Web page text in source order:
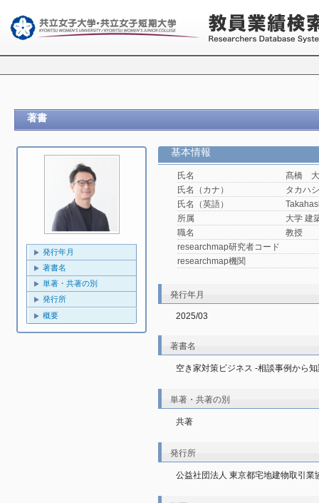
著書
発行年月
著書名
単著・共著の別
発行所
概要
基本情報
氏名
髙橋
氏名（カナ）
タカハ
氏名（英語）
所属
大学 建
職名
教授
researchmap研究者コード
researchmap機関
発行年月
2025/03
著書名
空き家対策ビジネス -相談事例から
単著・共著の別
共著
発行所
公益社団法人 東京都宅地建物取引業